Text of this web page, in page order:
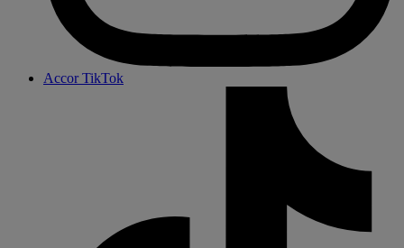
Accor TikTok